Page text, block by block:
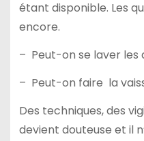
étant disponible. Les
encore.
– Peut-on se laver les
– Peut-on faire la
Des techniques, des
devient douteuse et il